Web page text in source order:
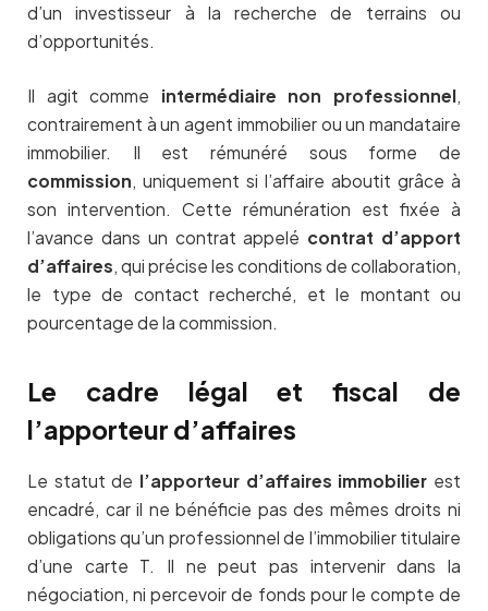
d’un investisseur à la recherche de terrains ou
d’opportunités.
Il agit comme intermédiaire non professionnel
contrairement à un agent immobilier ou un mandataire
immobilier. Il est rémunéré sous forme de
commission , uniquement si l’affaire aboutit grâce à
son intervention. Cette rémunération est fixée à
l’avance dans un contrat appelé contrat d’apport
d’affaires , qui précise les conditions de collaboration,
le type de contact recherché, et le montant ou
pourcentage de la commission.
Le cadre légal et fiscal de
l’apporteur d’affaires
Le statut de l’apporteur d’affaires immobilier est
encadré, car il ne bénéficie pas des mêmes droits ni
obligations qu’un professionnel de l’immobilier titulaire
d’une carte T. Il ne peut pas intervenir dans la
négociation, ni percevoir de fonds pour le compte de